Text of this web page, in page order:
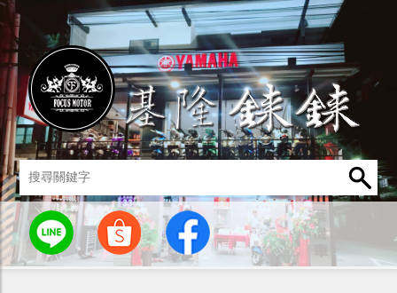
燈罩 / 燈泡 其他零組件 男性衣著 車身標誌 / 貼紙